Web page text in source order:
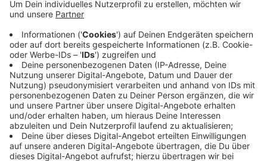
noch nie gemacht, freut sich das Deutsche Rote
Kreuz. Das hofft, dass aus den Menschen jetzt
Mehrfachspenderinnen und -spender werden. Die
Chance zum Spenden gibt es regelmäßig, zum
Beispiel heute (17.12.24) in Beyenburg oder am Tag
vor Silvester im Barmer Brauhaus. Alle
Wuppertaler Termine des DRK
Veröffentlicht:Dienstag, 17.12.2024 06:38
Anzeige